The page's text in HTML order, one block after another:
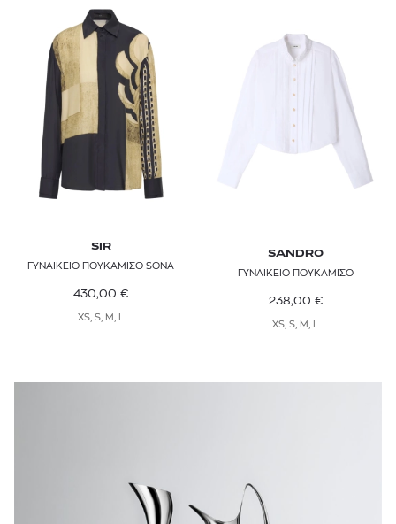
SIR
ΓΥΝΑΙΚΕΙΟ ΠΟΥΚΑΜΙΣΟ SONA
430,00 €
XS, S, M, L
SANDRO
ΓΥΝΑΙΚΕΙΟ ΠΟΥΚΑΜΙΣΟ
238,00 €
XS, S, M, L